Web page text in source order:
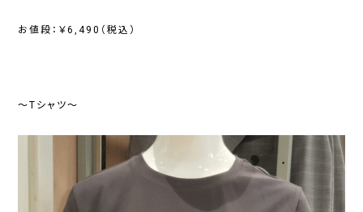
お値段：￥6,490（税込）
～Tシャツ～